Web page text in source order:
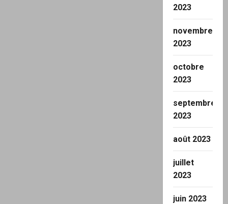
2023
novembre
2023
octobre
2023
septembre
2023
août 2023
juillet
2023
juin 2023